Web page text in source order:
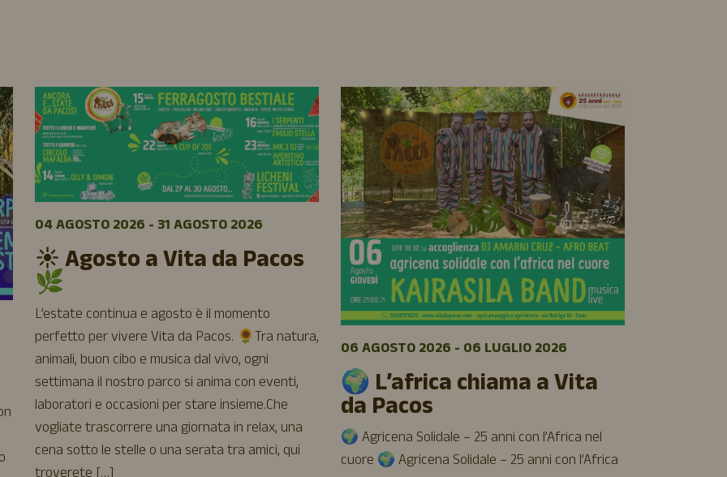
04 AGOSTO 2026 - 31 AGOSTO 2026
☀️ Agosto a Vita da Pacos
🌿
L’estate continua e agosto è il momento
perfetto per vivere Vita da Pacos. 🌻Tra natura,
animali, buon cibo e musica dal vivo, ogni
settimana il nostro parco si anima con eventi,
laboratori e occasioni per stare insieme.Che
vogliate trascorrere una giornata in relax, una
cena sotto le stelle o una serata tra amici, qui
06 AGOSTO 2026 - 06 LUGLIO 2026
🌍 L’africa chiama a Vita
da Pacos
🌍 Agricena Solidale – 25 anni con l’Africa nel
cuore 🌍 Agricena Solidale – 25 anni con l’Africa